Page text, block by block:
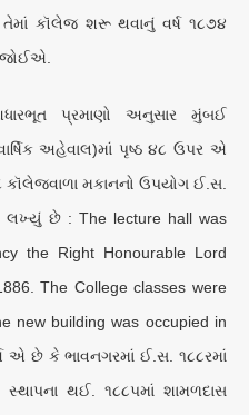
કૉલેજ શરૂ થવાનું વર્ષ ૧૮૭૪
પ્રમાણો અનુસાર મુંબઈ
અહેવાલ)માં પૃષ્ઠ ૪૮ ઉપર એ
મકાનનો ઉપયોગ ઈ.સ.
લખ્યું છે : The lecture hall was
the Right Honourable Lord
The College classes were
new building was occupied in
એ છે કે ભાવનગરમાં ઈ.સ. ૧૮૮રમાં
થઈ. ૧૮૮પમાં શામળદાસ